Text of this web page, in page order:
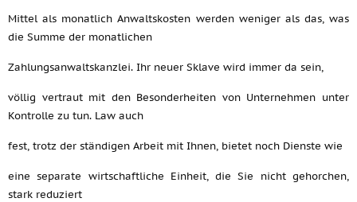
Mittel als monatlich Anwaltskosten werden weniger als das, was
die Summe der monatlichen
Zahlungsanwaltskanzlei. Ihr neuer Sklave wird immer da sein,
völlig vertraut mit den Besonderheiten von Unternehmen unter
Kontrolle zu tun. Law auch
fest, trotz der ständigen Arbeit mit Ihnen, bietet noch Dienste wie
eine separate wirtschaftliche Einheit, die Sie nicht gehorchen,
stark reduziert